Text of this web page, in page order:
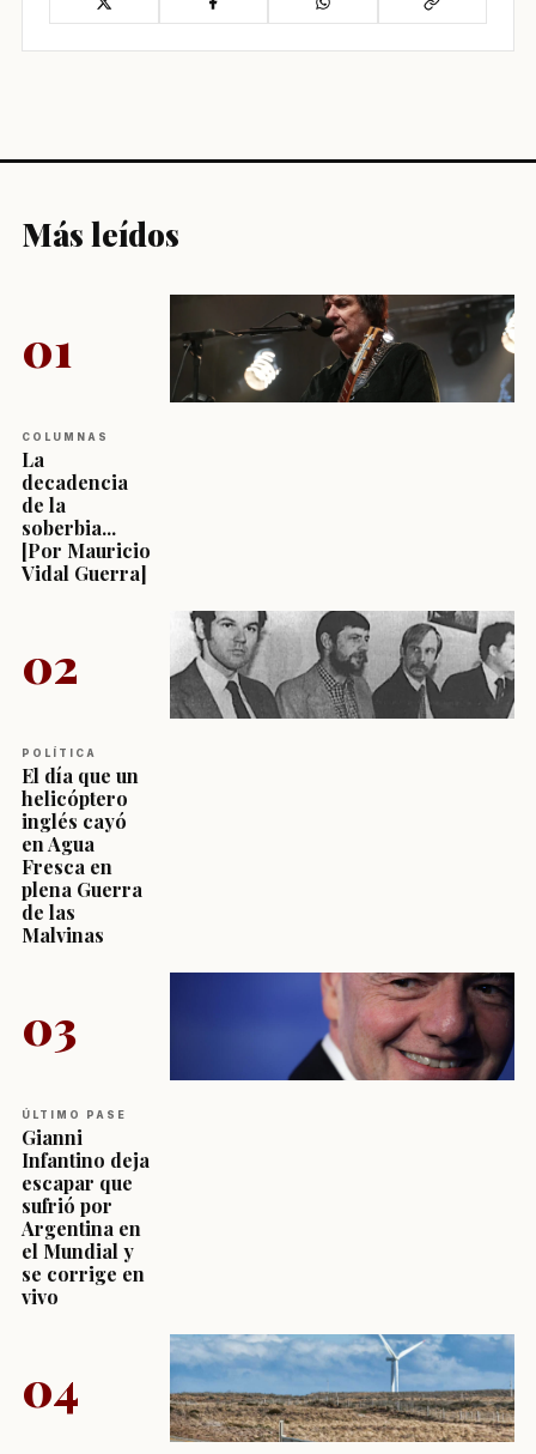
Más leídos
01
COLUMNAS
La
decadencia
de la
soberbia...
[Por Mauricio
Vidal Guerra]
02
POLÍTICA
El día que un
helicóptero
inglés cayó
en Agua
Fresca en
plena Guerra
de las
Malvinas
03
ÚLTIMO PASE
Gianni
Infantino deja
escapar que
sufrió por
Argentina en
el Mundial y
se corrige en
vivo
04